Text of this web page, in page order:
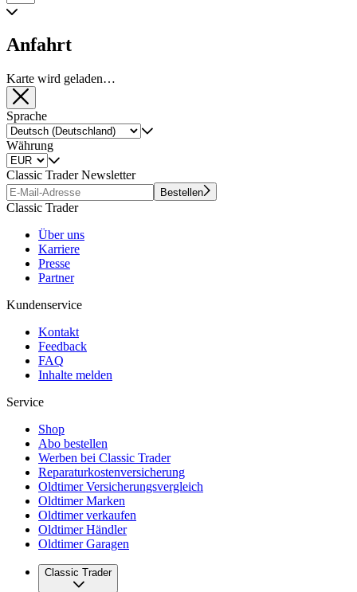
Anfahrt
Karte wird geladen…
Sprache
Währung
Classic Trader Newsletter
Bestellen
Classic Trader
Über uns
Karriere
Presse
Partner
Kundenservice
Kontakt
Feedback
FAQ
Inhalte melden
Service
Shop
Abo bestellen
Werben bei Classic Trader
Reparaturkostenversicherung
Oldtimer Versicherungsvergleich
Oldtimer Marken
Oldtimer verkaufen
Oldtimer Händler
Oldtimer Garagen
Classic Trader